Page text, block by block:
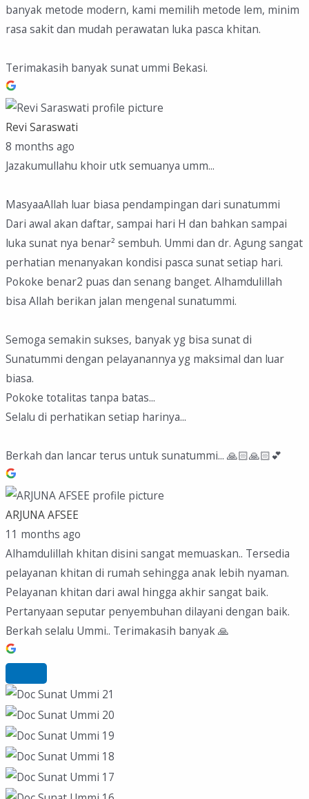
banyak metode modern, kami memilih metode lem, minim
rasa sakit dan mudah perawatan luka pasca khitan.
Terimakasih banyak sunat ummi Bekasi.
Revi Saraswati
8 months ago
Jazakumullahu khoir utk semuanya umm...
MasyaaAllah luar biasa pendampingan dari sunatummi
Dari awal akan daftar, sampai hari H dan bahkan sampai
luka sunat nya benar² sembuh. Ummi dan dr. Agung sangat
perhatian menanyakan kondisi pasca sunat setiap hari.
Pokoke benar2 puas dan senang banget. Alhamdulillah
bisa Allah berikan jalan mengenal sunatummi.
Semoga semakin sukses, banyak yg bisa sunat di
Sunatummi dengan pelayanannya yg maksimal dan luar
biasa.
Pokoke totalitas tanpa batas...
Selalu di perhatikan setiap harinya...
Berkah dan lancar terus untuk sunatummi... 🙏🏻🙏🏻💕
ARJUNA AFSEE
11 months ago
Alhamdulillah khitan disini sangat memuaskan.. Tersedia
pelayanan khitan di rumah sehingga anak lebih nyaman.
Pelayanan khitan dari awal hingga akhir sangat baik.
Pertanyaan seputar penyembuhan dilayani dengan baik.
Berkah selalu Ummi.. Terimakasih banyak 🙏